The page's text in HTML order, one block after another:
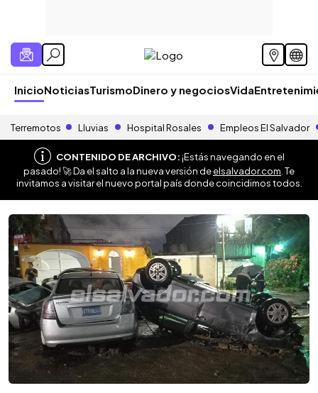
InicioNoticiasTurismoDinero y negociosVida
Terremotos Lluvias Hospital Rosales Empleos El Salvador
CONTENIDO DE ARCHIVO:¡Estás navegando en el
pasado! 🚀 Da el salto a la nueva versión deelsalvador.com . Te
invitamos a visitar el nuevo portal país donde coincidimos todos.